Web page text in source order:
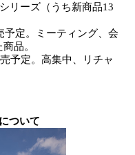
リーズ（うち新商品13
予定。ミーティング、会
品。
予定。高集中、リチャ
ついて